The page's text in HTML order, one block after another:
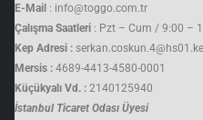
E-Mail : info@toggo.com.tr
Çalışma Saatleri : Pzt – Cum / 9:00 –
Kep Adresi :
Mersis : 4689-4413-4580-0001
Küçükyalı Vd. : 2140125940
İstanbul Ticaret Odası Üyesi